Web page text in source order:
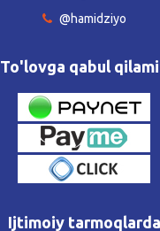
@hamidziyo
To'lovga qabul
Ijtimoiy tarmoqlarda